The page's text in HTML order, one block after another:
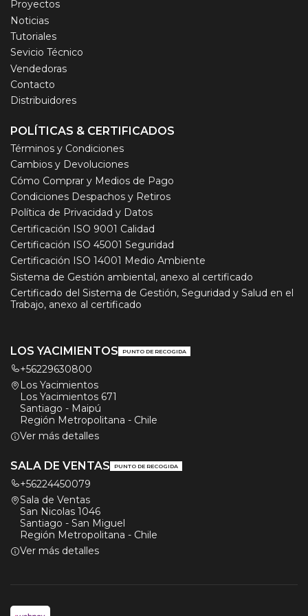
Proyectos
Noticias
Tutoriales
Sevicio Técnico
Vendedoras
Contacto
Distribuidores
POLÍTICAS & CERTIFICADOS
Términos y Condiciones
Cambios y Devoluciones
Cómo Comprar y Medios de Pago
Condiciones Despachos y Retiros
Política de Privacidad y Datos
Certificación ISO 9001 Calidad
Certificación ISO 45001 Seguridad
Certificación ISO 14001 Medio Ambiente
Sistema de Gestión ambiental, anexo al certificado
Certificado del Sistema de Gestión, Seguridad y Salud en el
Trabajo, anexo al certificado
LOS YACIMIENTOS PUNTO DE RECOGIDA
+56229630800
Los Yacimientos
Los Yacimientos 671
Santiago - Maipú
Región Metropolitana - Chile
Ver más detalles
SALA DE VENTAS PUNTO DE RECOGIDA
+56224450079
Sala de Ventas
San Nicolas 1046
Santiago - San Miguel
Región Metropolitana - Chile
Ver más detalles